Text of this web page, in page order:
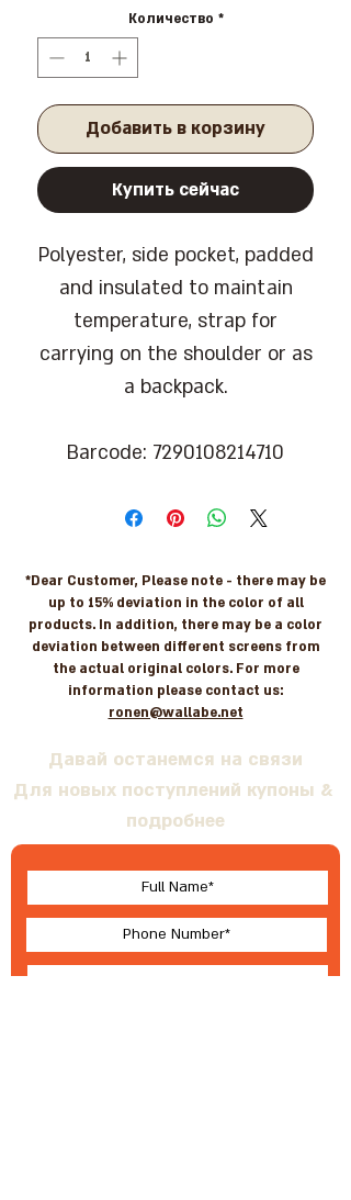
Количество *
Добавить в корзину
Купить сейчас
Polyester, side pocket, padded
and insulated to maintain
temperature, strap for
carrying on the shoulder or as
a backpack.
Barcode: 7290108214710
*Dear Customer, Please note - there may be
up to 15% deviation in the color of all
products. In addition, there may be a color
deviation between different screens from
the actual original colors. For more
information please contact us:
ronen@wallabe.net
Давай останемся на связи
Для новых поступлений купоны &
подробнее